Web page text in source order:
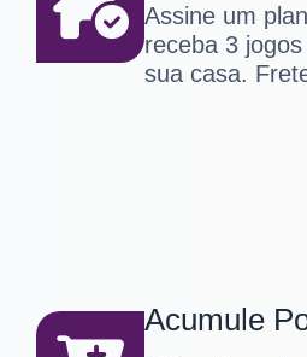
Assine um
receba 3
sua casa.
Acumule